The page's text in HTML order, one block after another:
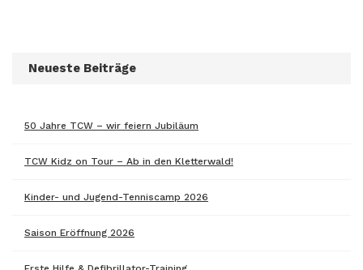
Neueste Beiträge
50 Jahre TCW – wir feiern Jubiläum
TCW Kidz on Tour – Ab in den Kletterwald!
Kinder- und Jugend-Tenniscamp 2026
Saison Eröffnung 2026